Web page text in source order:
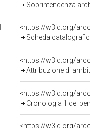
Soprintendenza
<https://w3id.org/
Scheda
<https://w3id.org/
Attribuzione di
<https://w3id.org/
Cronologia 1 del